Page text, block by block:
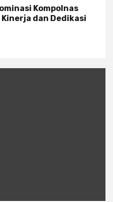
Kompolnas
dan Dedikasi